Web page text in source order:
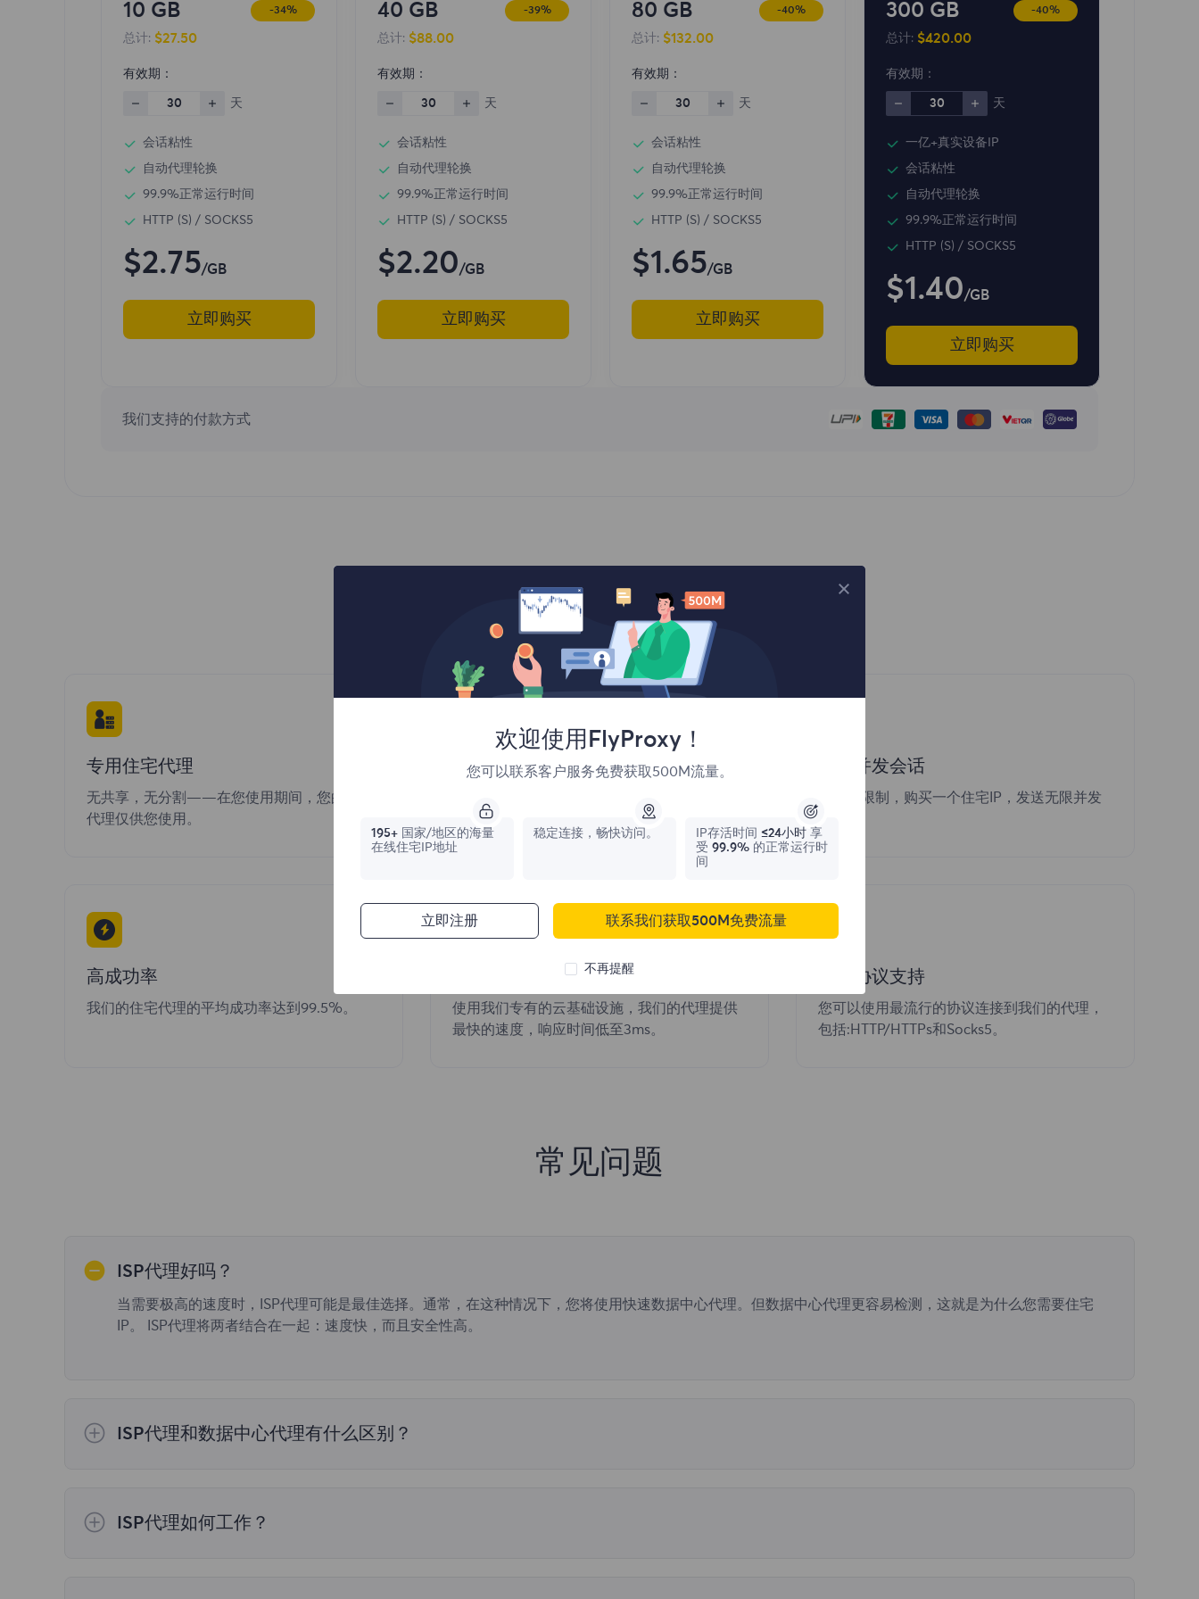
10 GB -34%
总计: $27.50
有效期：
30 天
会话粘性
自动代理轮换
99.9%正常运行时间
HTTP (S) / SOCKS5
$2.75/GB
立即购买
40 GB -39%
总计: $88.00
有效期：
30 天
会话粘性
自动代理轮换
99.9%正常运行时间
HTTP (S) / SOCKS5
$2.20/GB
立即购买
80 GB -40%
总计: $132.00
有效期：
30 天
会话粘性
自动代理轮换
99.9%正常运行时间
HTTP (S) / SOCKS5
$1.65/GB
立即购买
300 GB -40%
总计: $420.00
有效期：
30 天
一亿+真实设备IP
会话粘性
自动代理轮换
99.9%正常运行时间
HTTP (S) / SOCKS5
$1.40/GB
立即购买
我们支持的付款方式
为什么选择我们的住宅代理?
专用住宅代理
无共享，无分割——在您使用期间，您的专用
代理仅供您使用。
覆盖全球
城市、州级和地理位置定位。
无限并发会话
无并发限制，购买一个住宅IP，发送无限并发
高成功率
我们的住宅代理的平均成功率达到99.5%。
使用我们专有的云基础设施，我们的代理提供
最快的速度，响应时间低至3ms。
完整协议支持
您可以使用最流行的协议连接到我们的代理，
包括:HTTP/HTTPs和Socks5。
常见问题
ISP代理好吗？
当需要极高的速度时，ISP代理可能是最佳选择。通常，在这种情况下，您将使用快速数据中心代理。但数据中心代理更容易检测，这就是为什么您需要住宅
IP。 ISP代理将两者结合在一起：速度快，而且安全性高。
ISP代理和数据中心代理有什么区别？
ISP代理如何工作？
欢迎使用FlyProxy！
您可以联系客户服务免费获取500M流量。
195+ 国家/地区的海量
在线住宅IP地址
稳定连接，畅快访问。 IP存活时间 ≤24小时 享
受 99.9% 的正常运行时
间
立即注册 联系我们获取500M免费流量
不再提醒